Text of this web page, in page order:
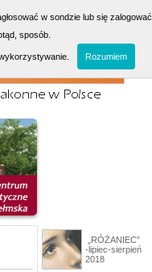
„RÓŻANIEC”
-lipiec-sierpień
2018
w sondzie lub się zalogować.
sposób.
Rozumiem